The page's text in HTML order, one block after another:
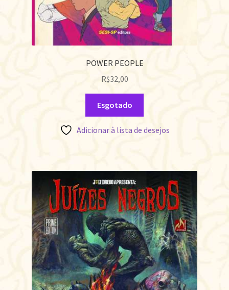
POWER PEOPLE
R$32,00
Esgotado
Adicionar à lista de desejos